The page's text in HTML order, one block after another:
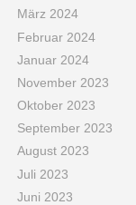
März 2024
Februar 2024
Januar 2024
November 2023
Oktober 2023
September 2023
August 2023
Juli 2023
Juni 2023